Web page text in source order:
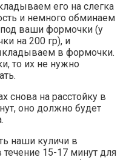
его на слегка
и немного обминаем
под ваши формочки (у
на 200 гр), и
в формочки.
то их не нужно
снова на расстойку в
оно должно будет
наши куличи в
15-17 минут для